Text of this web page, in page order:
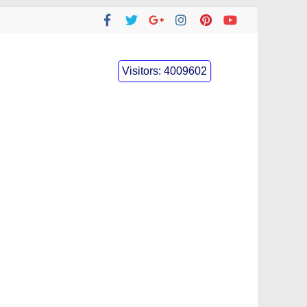
Visitors:4009602